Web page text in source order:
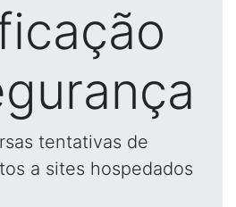
tentativas de
a sites hospedados